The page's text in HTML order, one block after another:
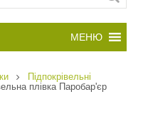
Підпокрівельні
плівка Паробар'єр